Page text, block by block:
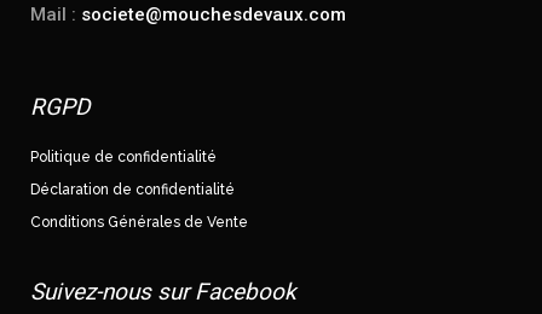
Mail : societe@mouchesdevaux.com
RGPD
Politique de confidentialité
Déclaration de confidentialité
Conditions Générales de Vente
Suivez-nous sur Facebook